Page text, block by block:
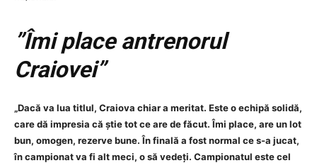
”Îmi place antrenorul
Craiovei”
„Dacă va lua titlul, Craiova chiar a meritat. Este o echipă solidă,
care dă impresia că știe tot ce are de făcut. Îmi place, are un lot
bun, omogen, rezerve bune. În finală a fost normal ce s-a jucat,
în campionat va fi alt meci, o să vedeți. Campionatul este cel